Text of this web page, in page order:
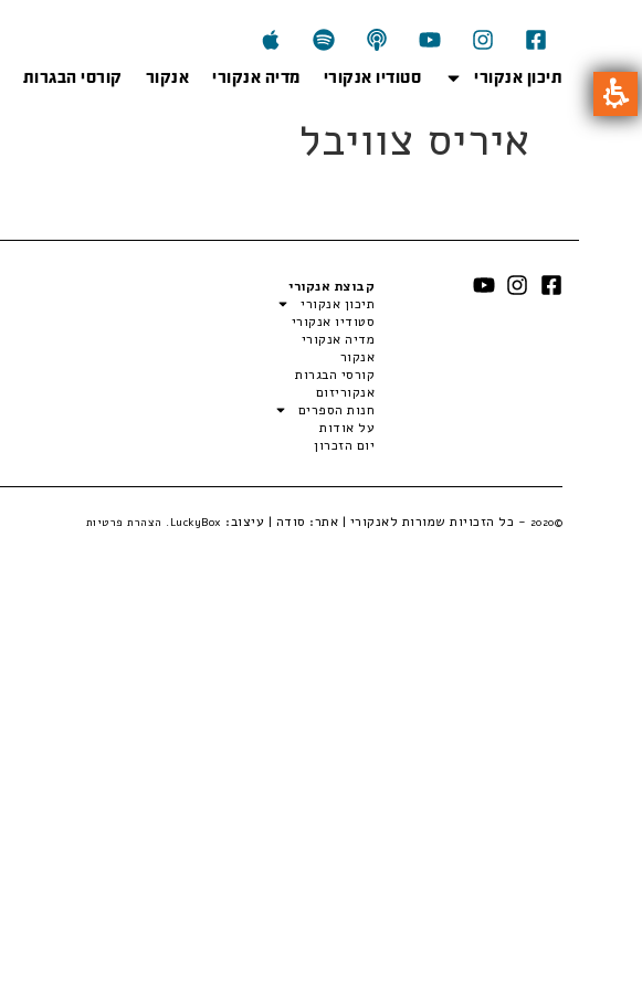
תיכון אנקורי סטודיו אנקורי מדיה אנקורי אנקור קורסי הבגרות
איריס צוויבל
קבוצת אנקורי
תיכון אנקורי
סטודיו אנקורי
מדיה אנקורי
אנקור
קורסי הבגרות
אנקוריזום
חנות הספרים
על אודות
יום הזכרון
©2020 - כל הזכויות שמורות לאנקורי | אתר: סודה | עיצוב: LuckyBox. הצהרת פרטיות